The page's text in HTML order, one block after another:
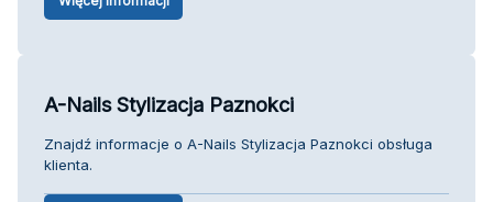
A-Nails Stylizacja Paznokci
Znajdź informacje o A-Nails Stylizacja Paznokci obsługa
klienta.